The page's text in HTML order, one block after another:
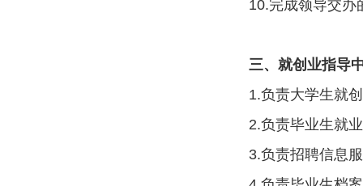
10.完成领导交办
三、就创业指导
1.负责大学生就
2.负责毕业生就
3.负责招聘信息